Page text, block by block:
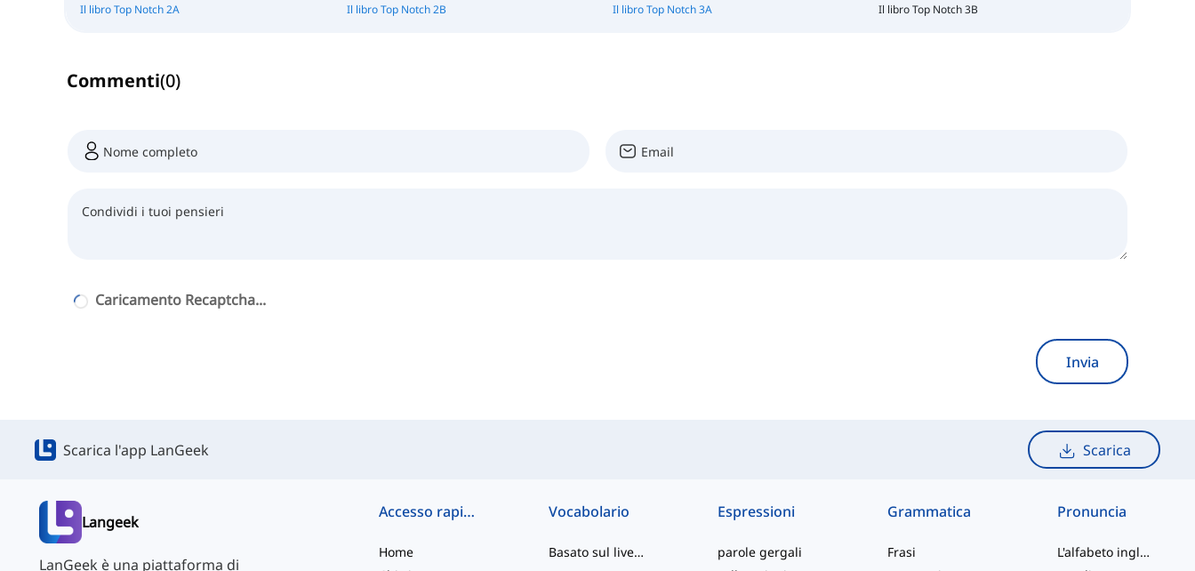
Il libro Top Notch 2A Il libro Top Notch 2B Il libro Top Notch 3A Il libro Top Notch 3B
Commenti(0)
Caricamento Recaptcha...
Invia
Scarica l'app LanGeek Scarica
Langeek
LanGeek è una piattaforma di
Accesso rapido
Home
Vocabolario
Basato sul livello
Espressioni
parole gergali
Grammatica
Frasi
Pronuncia
L'alfabeto inglese